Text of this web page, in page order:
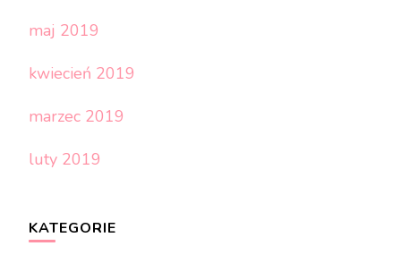
maj 2019
kwiecień 2019
marzec 2019
luty 2019
KATEGORIE